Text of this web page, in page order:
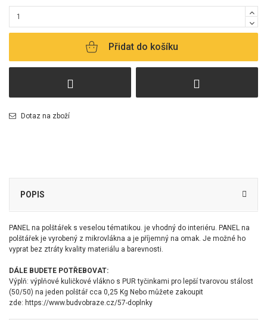
Přidat do košíku
Dotaz na zboží
POPIS
PANEL na polštářek s veselou tématikou. je vhodný do interiéru. PANEL na
polštářek je vyrobený z mikrovlákna a je příjemný na omak. Je možné ho
vyprat bez ztráty kvality materiálu a barevnosti.
DÁLE BUDETE POTŘEBOVAT:
Výplň: výplňové kuličkové vlákno s PUR tyčinkami pro lepší tvarovou stálost
(50/50) na jeden polštář cca 0,25 Kg Nebo můžete zakoupit
zde: https://www.budvobraze.cz/57-doplnky